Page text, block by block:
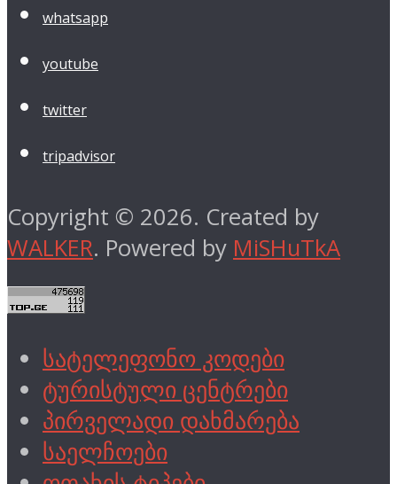
whatsapp
youtube
twitter
tripadvisor
Copyright © 2026. Created by
WALKER. Powered by MiSHuTkA
სატელეფონო კოდები
ტურისტული ცენტრები
პირველადი დახმარება
საელჩოები